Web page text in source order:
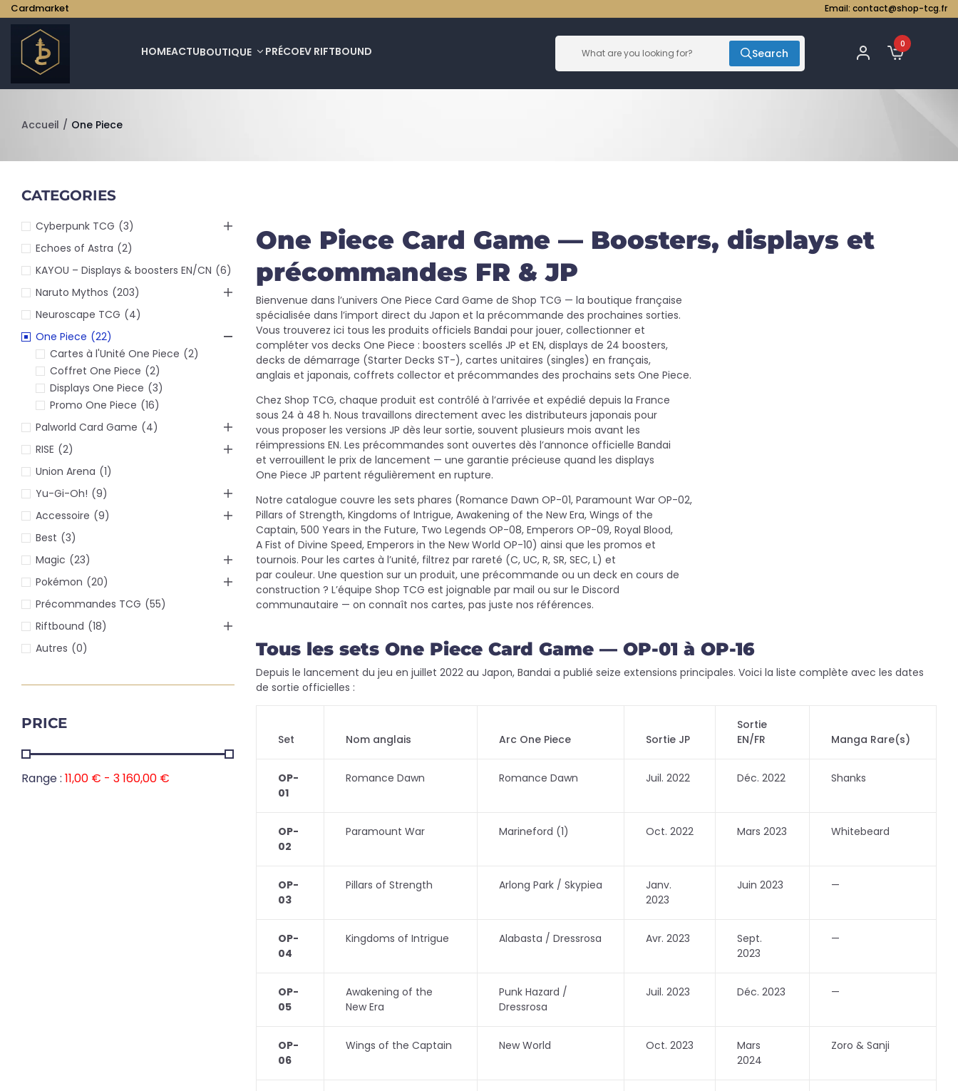
Cardmarket Email: contact@shop-tcg.fr
HOMEACTUBOUTIQUE PRÉCOEV RIFTBOUND Search
0
Accueil / One Piece
CATEGORIES
Cyberpunk TCG (3)
Echoes of Astra (2)
KAYOU – Displays & boosters EN/CN (6)
Naruto Mythos (203)
Neuroscape TCG (4)
One Piece (22)
Cartes à l'Unité One Piece (2)
Coffret One Piece (2)
Displays One Piece (3)
Promo One Piece (16)
Palworld Card Game (4)
RISE (2)
Union Arena (1)
Yu-Gi-Oh! (9)
Accessoire (9)
Best (3)
Magic (23)
Pokémon (20)
Précommandes TCG (55)
Riftbound (18)
Autres (0)
PRICE
Range : 11,00 € - 3 160,00 €
One Piece Card Game — Boosters, displays et
précommandes FR & JP
Bienvenue dans l’univers One Piece Card Game de Shop TCG — la boutique française
spécialisée dans l’import direct du Japon et la précommande des prochaines sorties.
Vous trouverez ici tous les produits officiels Bandai pour jouer, collectionner et
compléter vos decks One Piece : boosters scellés JP et EN, displays de 24 boosters,
decks de démarrage (Starter Decks ST-), cartes unitaires (singles) en français,
anglais et japonais, coffrets collector et précommandes des prochains sets One Piece.
Chez Shop TCG, chaque produit est contrôlé à l’arrivée et expédié depuis la France
sous 24 à 48 h. Nous travaillons directement avec les distributeurs japonais pour
vous proposer les versions JP dès leur sortie, souvent plusieurs mois avant les
réimpressions EN. Les précommandes sont ouvertes dès l’annonce officielle Bandai
et verrouillent le prix de lancement — une garantie précieuse quand les displays
One Piece JP partent régulièrement en rupture.
Notre catalogue couvre les sets phares (Romance Dawn OP-01, Paramount War OP-02,
Pillars of Strength, Kingdoms of Intrigue, Awakening of the New Era, Wings of the
Captain, 500 Years in the Future, Two Legends OP-08, Emperors OP-09, Royal Blood,
A Fist of Divine Speed, Emperors in the New World OP-10) ainsi que les promos et
tournois. Pour les cartes à l’unité, filtrez par rareté (C, UC, R, SR, SEC, L) et
par couleur. Une question sur un produit, une précommande ou un deck en cours de
construction ? L’équipe Shop TCG est joignable par mail ou sur le Discord
communautaire — on connaît nos cartes, pas juste nos références.
Tous les sets One Piece Card Game — OP-01 à OP-16
Depuis le lancement du jeu en juillet 2022 au Japon, Bandai a publié seize extensions principales. Voici la liste complète avec les dates
de sortie officielles :
Set Nom anglais Arc One Piece Sortie JP
Sortie
EN/FR
Manga Rare(s)
OP-
01
Romance Dawn Romance Dawn Juil. 2022 Déc. 2022 Shanks
OP-
02
Paramount War Marineford (1) Oct. 2022 Mars 2023 Whitebeard
OP-
03
Pillars of Strength Arlong Park / Skypiea
Janv.
2023
Juin 2023 —
OP-
04
Kingdoms of Intrigue Alabasta / Dressrosa Avr. 2023
Sept.
2023
—
OP-
05
Awakening of the
New Era
Punk Hazard /
Dressrosa
Juil. 2023 Déc. 2023 —
OP-
06
Wings of the Captain New World Oct. 2023
Mars
2024
Zoro & Sanji